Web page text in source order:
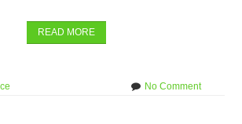
READ MORE
No Commenton